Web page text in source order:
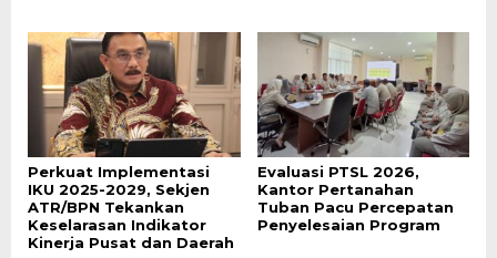
Perkuat Implementasi
IKU 2025-2029, Sekjen
ATR/BPN Tekankan
Keselarasan Indikator
Kinerja Pusat dan Daerah
Evaluasi PTSL 2026,
Kantor Pertanahan
Tuban Pacu Percepatan
Penyelesaian Program